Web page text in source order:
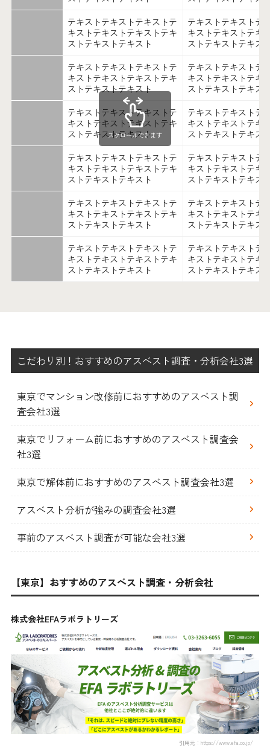
テキストテキストテキストテ
キストテキストテキストテキ
ストテキストテキスト
テキストテキストテ
キストテキストテキ
ストテキストテキス
テキストテキストテキストテ
キストテキストテキストテキ
ストテキストテキスト
テキストテキストテ
キストテキストテキ
ストテキストテキス
テキストテキストテキストテ
キストテキストテキストテキ
ストテキストテキスト
テキストテキストテ
キストテキストテキ
ストテキストテキス
テキストテキストテキストテ
キストテキストテキストテキ
ストテキストテキスト
テキストテキストテ
キストテキストテキ
ストテキストテキス
テキストテキストテキストテ
キストテキストテキストテキ
ストテキストテキスト
テキストテキストテ
キストテキストテキ
ストテキストテキス
テキストテキストテキストテ
キストテキストテキストテキ
ストテキストテキスト
テキストテキストテ
キストテキストテキ
ストテキストテキス
スクロールできます
こだわり別！おすすめのアスベスト調査・分析会社3選
東京でマンション改修前におすすめのアスベスト調
査会社3選
東京でリフォーム前におすすめのアスベスト調査会
社3選
東京で解体前におすすめのアスベスト調査会社3選
アスベスト分析が強みの調査会社3選
事前のアスベスト調査が可能な会社3選
【東京】おすすめのアスベスト調査・分析会社
株式会社EFAラボラトリーズ
引用元：https://www.efa.co.jp/